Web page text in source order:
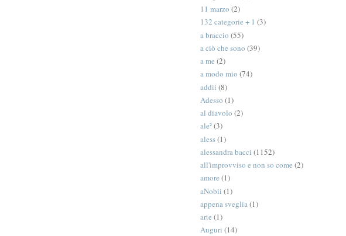
11 marzo (2)
132 categorie + 1 (3)
a braccio (55)
a ciò che sono (39)
a me (2)
a modo mio (74)
addii (8)
Adesso (1)
al diavolo (2)
ale²(3)
aless(1)
alessandra bacci (1152)
all'improvviso e non so come (2)
amore (1)
aNobii (1)
appena sveglia(1)
arte (1)
Auguri (14)